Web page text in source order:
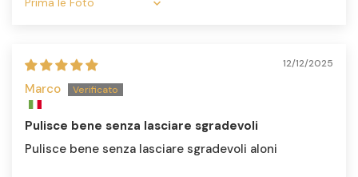
Sort by
12/12/2025
Marco
Pulisce bene senza lasciare sgradevoli
Pulisce bene senza lasciare sgradevoli aloni